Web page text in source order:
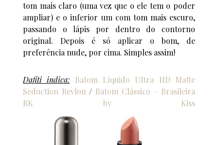
tom mais claro (uma vez que o ele tem o poder
ampliar) e o inferior um com tom mais escuro,
passando o lápis por dentro do contorno
original. Depois é só aplicar o bom, de
preferência nude, por cima. Simples assim!
Dafiti indica: Batom Líquido Ultra HD Matte
Seduction Revlon/ Batom Clássico – Brasileira
RK by Kiss